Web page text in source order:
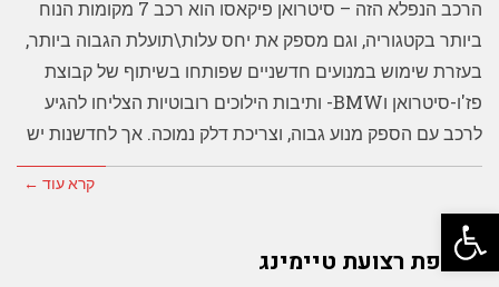
פתח סרגל נגישות
הרכב הנפלא הזה – סיטרואן פיקאסו הוא רכב 7 מקומות הנוח
ביותר בקטגוריה, וגם מספק את יחס עלות\תועלת הגבוה ביותר,
בעזרת שימוש במנועים חדשניים שפותחו בשיתוף של קבוצת
פז'ו-סיטרואן וBMW- ותיבות הילוכים רובוטיות הצליחו להגיע
לרכב עם הספק מנוע גבוה, וצריכת דלק נמוכה. אך לחדשנות יש
קרא עוד ←
החלפת רצועת טיימינג